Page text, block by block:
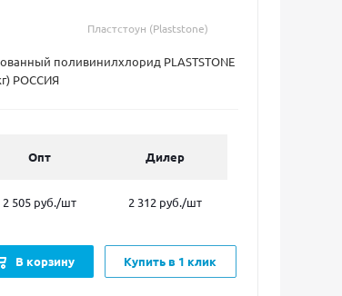
Пластстоун (Plaststone)
поливинилхлорид PLASTSTONE
РОССИЯ
Опт Дилер
2 505 руб./шт 2 312 руб./шт
В корзину Купить в 1 клик